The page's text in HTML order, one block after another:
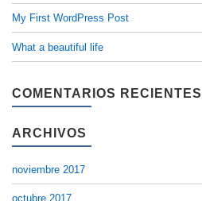
My First WordPress Post
What a beautiful life
COMENTARIOS RECIENTES
ARCHIVOS
noviembre 2017
octubre 2017